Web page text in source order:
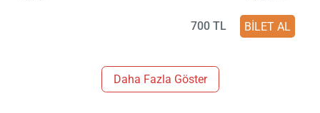
700 TL BİLET AL
Daha Fazla Göster